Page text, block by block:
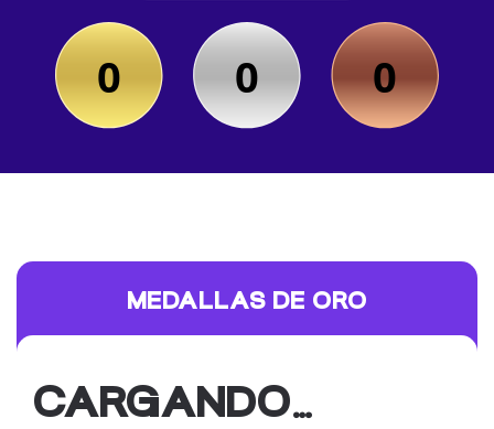
0 0 0
MEDALLAS DE ORO
CARGANDO…